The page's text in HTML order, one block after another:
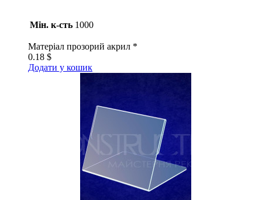
Мін. к-сть 1000
Матеріал прозорий акрил *
0.18 $
Додати у кошик